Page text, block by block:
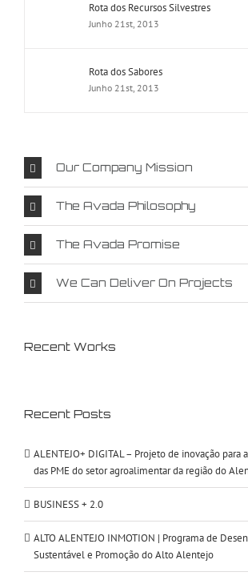
Rota dos Recursos Silvestres
Junho 21st, 2013
Rota dos Sabores
Junho 21st, 2013
Our Company Mission
The Avada Philosophy
The Avada Promise
We Can Deliver On Projects
Recent Works
Recent Posts
ALENTEJO+ DIGITAL – Projeto de inovação para
das PME do setor agroalimentar da região do
BUSINESS + 2.0
ALTO ALENTEJO INMOTION | Programa de
Sustentável e Promoção do Alto Alentejo